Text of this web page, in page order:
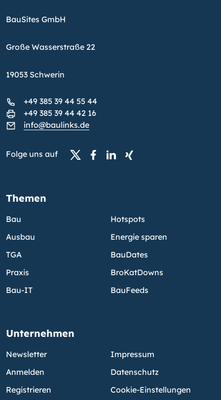
BauSites GmbH
Große Wasserstraße 22
19053 Schwerin
+49 385 39 44 55 44
+49 385 39 44 42 16
info@baulinks.de
Folge uns auf
Themen
Bau
Ausbau
TGA
Praxis
Bau-IT
Hotspots
Energie sparen
BauDates
BroKatDowns
BauFeeds
Unternehmen
Newsletter
Anmelden
Registrieren
Impressum
Datenschutz
Cookie-Einstellungen